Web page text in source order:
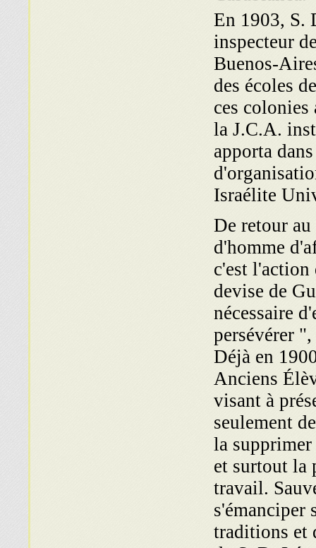
En 1903, S.
inspecteur
Buenos-
des écoles
ces
la J.C.A.
apporta
Israélite
De retour
d'homme
c'est l'action
devise de
nécessaire
persévérer
Déjà en
Anciens
visant à
seulement
la
et surtout la
travail.
s'émanciper
traditions et